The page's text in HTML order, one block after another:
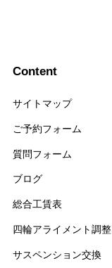
Content
サイトマップ
ご予約フォーム
質問フォーム
ブログ
総合工賃表
四輪アライメント調整
サスペンション交換